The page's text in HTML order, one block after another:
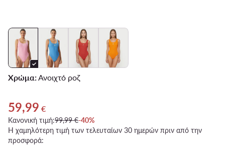
Χρώμα: Ανοιχτό ροζ
Τρέχουσα τιμή 59,99 €
59,99 €
Κανονική τιμή:99,99 €-40%
Η χαμηλότερη τιμή των τελευταίων 30 ημερών πριν από την
προσφορά: